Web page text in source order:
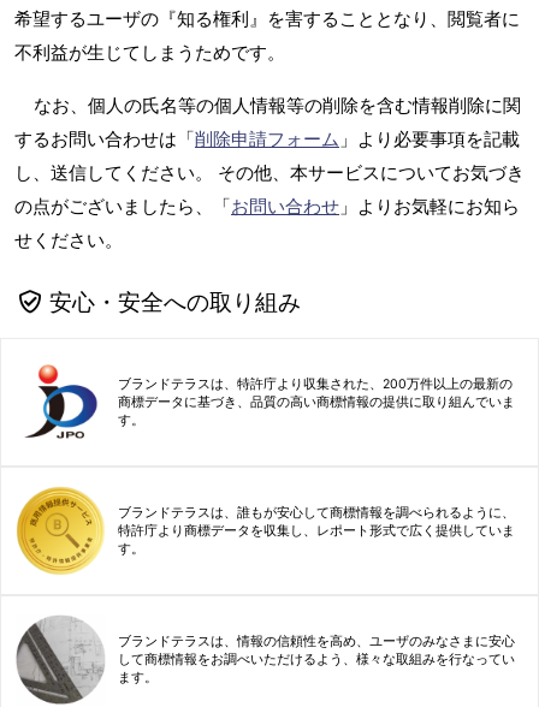
希望するユーザの『知る権利』を害することとなり、閲覧者に
不利益が生じてしまうためです。
なお、個人の氏名等の個人情報等の削除を含む情報削除に関
するお問い合わせは「削除申請フォーム 」より必要事項を記載
し、送信してください。 その他、本サービスについてお気づき
の点がございましたら、「お問い合わせ 」よりお気軽にお知ら
せください。
安心・安全への取り組み
ブランドテラスは、特許庁より収集された、200万件以上の最新の
商標データに基づき、品質の高い商標情報の提供に取り組んでいま
す。
ブランドテラスは、誰もが安心して商標情報を調べられるように、
特許庁より商標データを収集し、レポート形式で広く提供していま
す。
ブランドテラスは、情報の信頼性を高め、ユーザのみなさまに安心
して商標情報をお調べいただけるよう、様々な取組みを行なってい
ます。